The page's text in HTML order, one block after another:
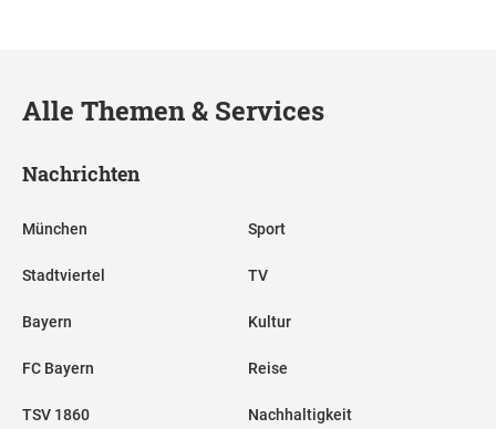
Alle Themen & Services
Nachrichten
München
Stadtviertel
Bayern
FC Bayern
TSV 1860
Sport
TV
Kultur
Reise
Nachhaltigkeit